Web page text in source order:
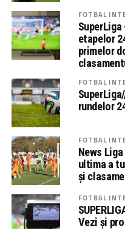
FOTBAL
SuperLiga
etapelor
primelor
FOTBAL
rundelor
FOTBAL
News
ultima a
și
FOTBAL
Vezi și